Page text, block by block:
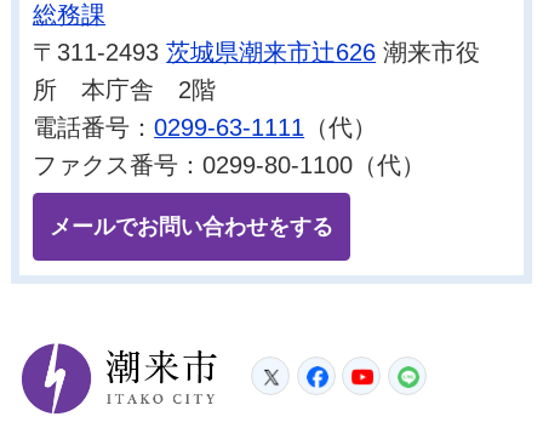
総務課
〒311-2493茨城県潮来市辻626 潮来市役
所 本庁舎 2階
電話番号：0299-63-1111 （代）
ファクス番号：0299-80-1100（代）
メールでお問い合わせをする
潮来市
TwitterFacebook
YouTube